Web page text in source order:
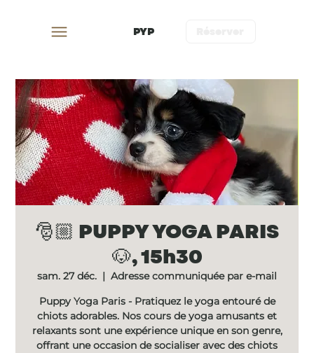
PYP
🎅🏼 PUPPY YOGA PARIS
🐶, 15h30
sam. 27 déc.
  |
Adresse communiquée par e-mail
Puppy Yoga Paris - Pratiquez le yoga entouré de
chiots adorables. Nos cours de yoga amusants et
relaxants sont une expérience unique en son genre,
offrant une occasion de socialiser avec des chiots